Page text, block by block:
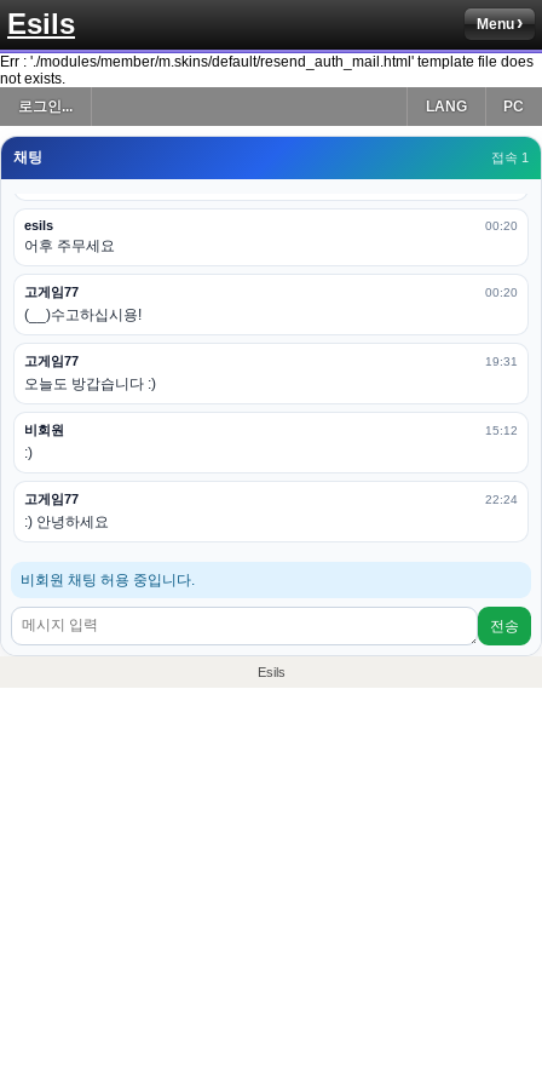
Esils Menu
Err : './modules/member/m.skins/default/resend_auth_mail.html' template file does
not exists.
로그인...
PC
LANG
채팅 접속 1
esils 00:19
다 펼쳐두면 너무길어서 ..
esils 00:19
모바일로 보는데도 좀 불편하더라구요
고게임77 00:19
아 ㅋㅋ 내일도 심심하면 들리겠습니다. 벌써 12시가 넘었었네요
esils 00:20
어후 주무세요
고게임77 00:20
(__)수고하십시용!
고게임77 19:31
오늘도 방갑습니다 :)
비회원 15:12
:)
고게임77 22:24
:) 안녕하세요
비회원 채팅 허용 중입니다.
전송
Esils